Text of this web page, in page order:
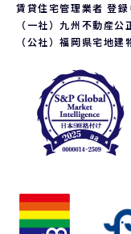
賃貸住宅管理業者 登
（一社）九州不動産
（公社）福岡県宅地